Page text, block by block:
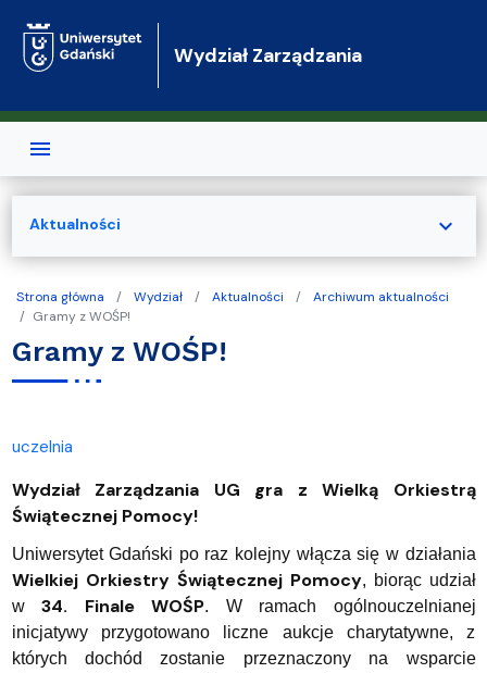
Wydział Zarządzania
Strona główna Wydział Aktualności
Archiwum aktualności
Gramy z WOŚP!
Gramy z WOŚP!
uczelnia
Wydział Zarządzania UG gra z Wielką Orkiestrą
Świątecznej Pomocy!
Uniwersytet Gdański po raz kolejny włącza się w działania
Wielkiej Orkiestry Świątecznej Pomocy, biorąc udział
w 34. Finale WOŚP. W ramach ogólnouczelnianej
inicjatywy przygotowano liczne aukcje charytatywne, z
których dochód zostanie przeznaczony na wsparcie
Aktualności expand_more